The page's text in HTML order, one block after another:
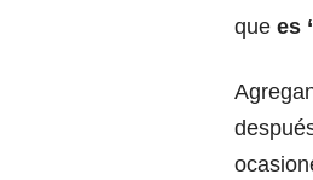
que es